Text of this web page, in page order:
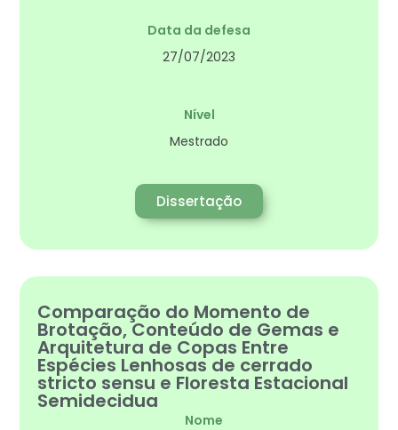
Data da defesa
27/07/2023
Nível
Mestrado
Dissertação
Comparação do Momento de
Brotação, Conteúdo de Gemas e
Arquitetura de Copas Entre
Espécies Lenhosas de cerrado
stricto sensu e Floresta Estacional
Semidecidua
Nome